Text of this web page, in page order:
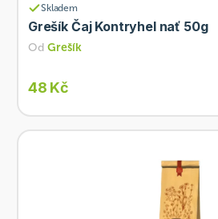
Skladem
Grešík Čaj Kontryhel nať 50g
Od Grešík
48 Kč